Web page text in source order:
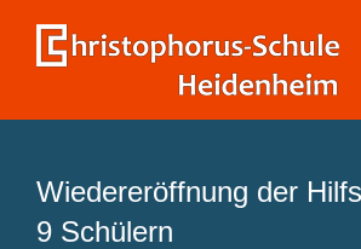
Wiedereröffnung der
9 Schülern